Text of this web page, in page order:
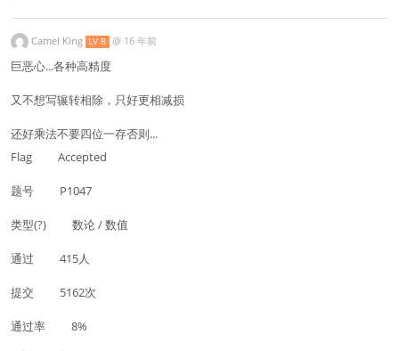
Camel King LV 8 @ 16 年前
巨恶心...各种高精度
又不想写辗转相除，只好更相减损
还好乘法不要四位一存否则...
Flag Accepted
题号 P1047
类型(?) 数论 / 数值
通过 415人
提交 5162次
通过率 8%